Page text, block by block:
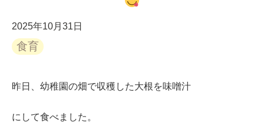
2025年10月31日
食育
昨日、幼稚園の畑で収穫した大根を味噌汁
にして食べました。